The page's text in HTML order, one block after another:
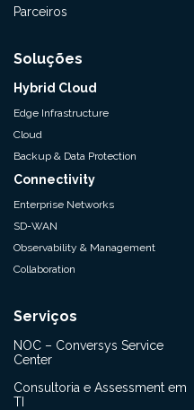
Parceiros
Soluções
Hybrid Cloud
Edge Infrastructure
Cloud
Backup & Data Protection
Connectivity
Enterprise Networks
SD-WAN
Observability & Management
Collaboration
Serviços
NOC – Conversys Service
Center
Consultoria e Assessment em
TI